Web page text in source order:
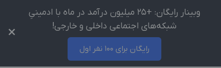
وبینار رایگان: +25 میلیون درآمد در ماه با ادمینیِ
شبکه‌های اجتماعی داخلی و خارجی!
رایگان برای 100 نفر اول
×